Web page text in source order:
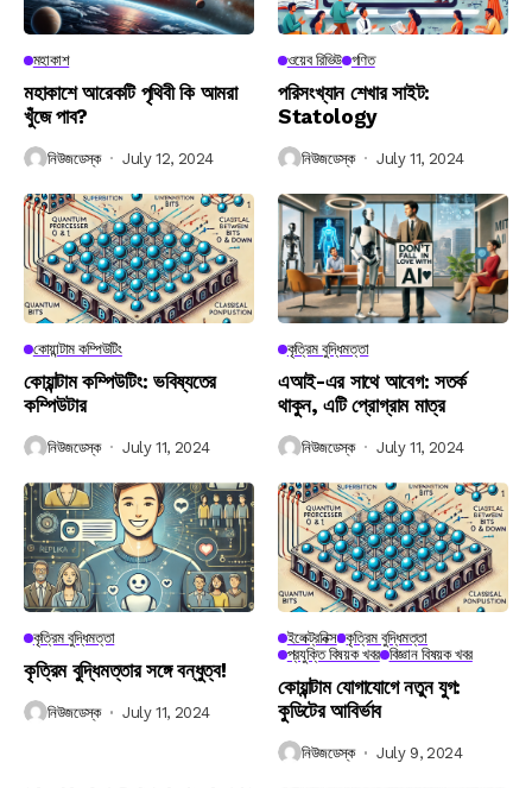
মহাকাশ
মহাকাশে আরেকটি পৃথিবী কি আমরা
খুঁজে পাব?
নিউজডেস্ক July 12, 2024
ওয়েব রিভিউ গণিত
পরিসংখ্যান শেখার সাইট:
Statology
নিউজডেস্ক July 11, 2024
কোয়ান্টাম কম্পিউটিং
কোয়ান্টাম কম্পিউটিং: ভবিষ্যতের
কম্পিউটার
নিউজডেস্ক July 11, 2024
কৃত্রিম বুদ্ধিমত্তা
এআই-এর সাথে আবেগ: সতর্ক
থাকুন, এটি প্রোগ্রাম মাত্র
নিউজডেস্ক July 11, 2024
কৃত্রিম বুদ্ধিমত্তা
কৃত্রিম বুদ্ধিমত্তার সঙ্গে বন্ধুত্ব!
নিউজডেস্ক July 11, 2024
ইলেক্ট্রনিক্স কৃত্রিম বুদ্ধিমত্তা
প্রযুক্তি বিষয়ক খবর বিজ্ঞান বিষয়ক খবর
কোয়ান্টাম যোগাযোগে নতুন যুগ:
কুডিটের আবির্ভাব
নিউজডেস্ক July 9, 2024